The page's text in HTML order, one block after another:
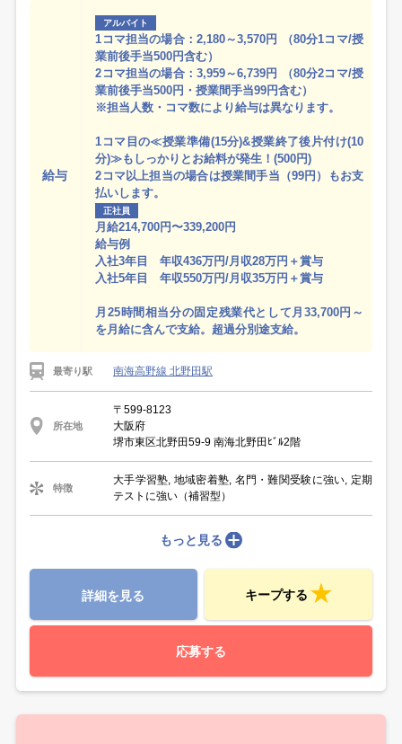
給与
アルバイト
1コマ担当の場合：2,180～3,570円 （80分1コマ/授
業前後手当500円含む）
2コマ担当の場合：3,959～6,739円 （80分2コマ/授
業前後手当500円・授業間手当99円含む）
※担当人数・コマ数により給与は異なります。
1コマ目の≪授業準備(15分)&授業終了後片付け(10
分)≫もしっかりとお給料が発生！(500円)
2コマ以上担当の場合は授業間手当（99円）もお支
払いします。
正社員
月給214,700円〜339,200円
給与例
入社3年目 年収436万円/月収28万円＋賞与
入社5年目 年収550万円/月収35万円＋賞与
月25時間相当分の固定残業代として月33,700円～
を月給に含んで支給。超過分別途支給。
最寄り駅 南海高野線 北野田駅
所在地
〒599-8123
大阪府
堺市東区北野田59-9 南海北野田ﾋﾞﾙ2階
特徴
大手学習塾, 地域密着塾, 名門・難関受験に強い, 定期
テストに強い（補習型）
もっと見る
詳細を見る キープする
応募する